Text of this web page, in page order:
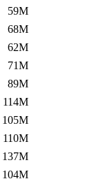
59M
68M
62M
71M
89M
114M
105M
110M
137M
104M